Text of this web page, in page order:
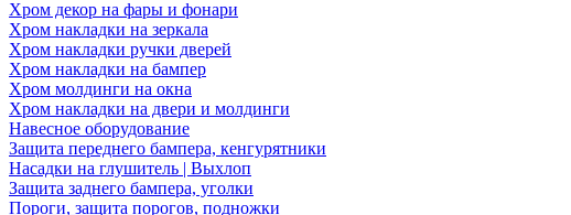
Хром декор на фары и фонари
Хром накладки на зеркала
Хром накладки ручки дверей
Хром накладки на бампер
Хром молдинги на окна
Хром накладки на двери и молдинги
Навесное оборудование
Защита переднего бампера, кенгурятники
Насадки на глушитель | Выхлоп
Защита заднего бампера, уголки
Пороги, защита порогов, подножки